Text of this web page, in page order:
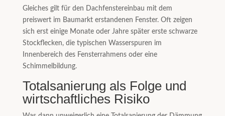
Gleiches gilt für den Dachfenstereinbau mit dem
preiswert im Baumarkt erstandenen Fenster. Oft zeigen
sich erst einige Monate oder Jahre später erste schwarze
Stockflecken, die typischen Wasserspuren im
Innenbereich des Fensterrahmens oder eine
Schimmelbildung.
Totalsanierung als Folge und
wirtschaftliches Risiko